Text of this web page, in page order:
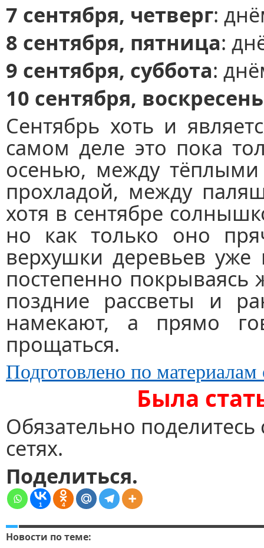
7 сентября, четверг:
8 сентября, пятница:
9 сентября, суббота:
10 сентября,
Сентябрь хоть и
самом деле это пока
осенью, между
прохладой, между
хотя в сентябре
но как только оно
верхушки деревьев
постепенно покрываясь
поздние рассветы и
намекают, а прямо
прощаться.
Подготовлено по
Была
Обязательно
сетях.
Поделиться.
1 4
Новости по теме: